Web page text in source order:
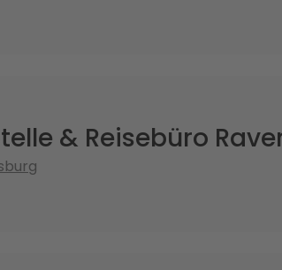
& Reisebüro